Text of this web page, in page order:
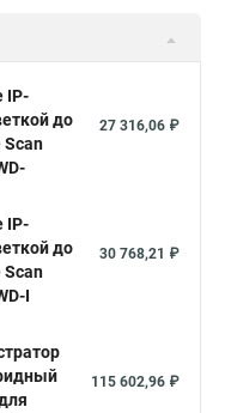
ip камера
Hikvision 2cd1148 i b
Ip видеокамеры
hikvision ds 2cd1148 i b
hikvision
IP-
до
Scan
27 316,06 ₽
IP-
до
Scan
I
30 768,21 ₽
115 602,96 ₽